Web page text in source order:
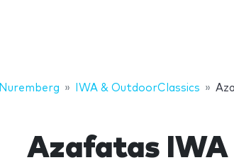
Nuremberg IWA & OutdoorClassics
Azafatas IWA